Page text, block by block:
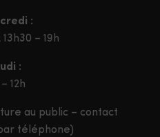
:
13h30 – 19h
:
12h
au public – contact
téléphone)